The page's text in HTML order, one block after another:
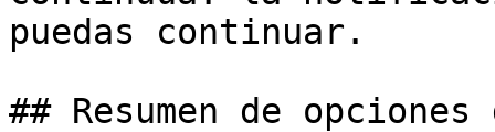
puedas continuar.
## Resumen de